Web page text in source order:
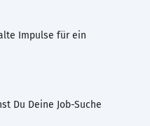
Impulse für ein
Du Deine Job-Suche